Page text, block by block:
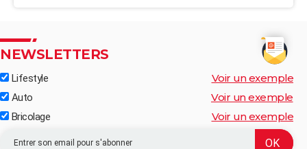
NEWSLETTERS
Lifestyle Voir un exemple
Auto Voir un exemple
Bricolage Voir un exemple